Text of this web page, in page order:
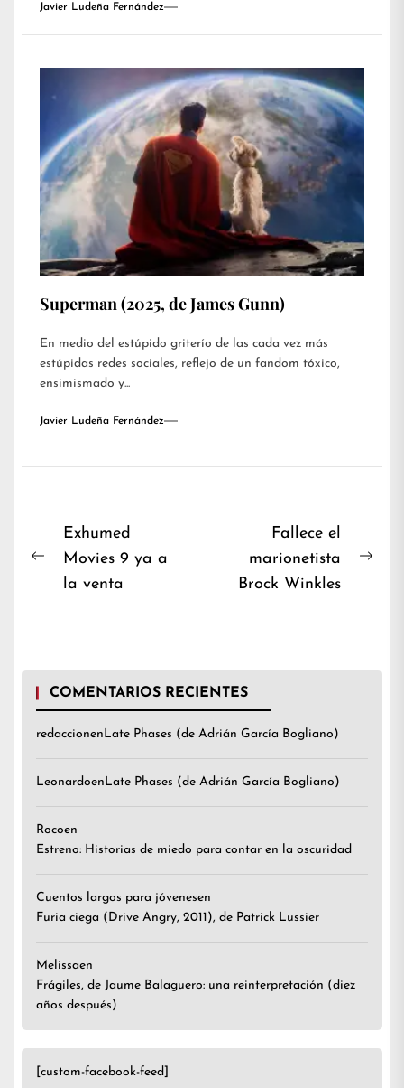
Javier Ludeña Fernández
Superman (2025, de James Gunn)
En medio del estúpido griterío de las cada vez más
estúpidas redes sociales, reflejo de un fandom tóxico,
ensimismado y...
Javier Ludeña Fernández
Navegación
de
entradas
Previous
Exhumed
Movies 9 ya a
la venta
Fallece el
marionetista
Brock Winkles
COMENTARIOS RECIENTES
redaccionen Late Phases (de Adrián García Bogliano)
Leonardoen Late Phases (de Adrián García Bogliano)
Rocoen
Estreno: Historias de miedo para contar en la oscuridad
Cuentos largos para jóvenesen
Furia ciega (Drive Angry, 2011), de Patrick Lussier
Melissaen
Frágiles, de Jaume Balaguero: una reinterpretación (diez
años después)
[custom-facebook-feed]